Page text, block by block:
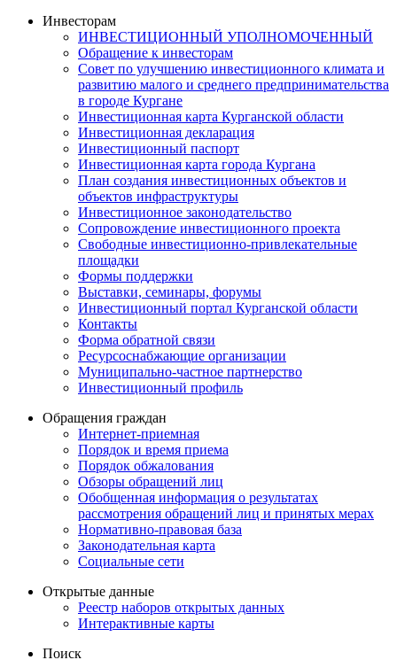
Инвесторам
ИНВЕСТИЦИОННЫЙ УПОЛНОМОЧЕННЫЙ
Обращение к инвесторам
Совет по улучшению инвестиционного климата и
развитию малого и среднего предпринимательства
в городе Кургане
Инвестиционная карта Курганской области
Инвестиционная декларация
Инвестиционный паспорт
Инвестиционная карта города Кургана
План создания инвестиционных объектов и
объектов инфраструктуры
Инвестиционное законодательство
Сопровождение инвестиционного проекта
Свободные инвестиционно-привлекательные
площадки
Формы поддержки
Выставки, семинары, форумы
Инвестиционный портал Курганской области
Контакты
Форма обратной связи
Ресурсоснабжающие организации
Муниципально-частное партнерство
Инвестиционный профиль
Обращения граждан
Интернет-приемная
Порядок и время приема
Порядок обжалования
Обзоры обращений лиц
Обобщенная информация о результатах
рассмотрения обращений лиц и принятых мерах
Нормативно-правовая база
Законодательная карта
Социальные сети
Открытые данные
Реестр наборов открытых данных
Интерактивные карты
Поиск